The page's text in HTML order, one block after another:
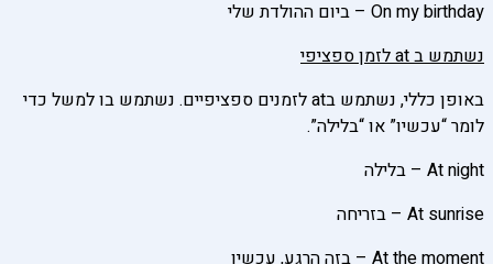
On my birthday – ביום ההולדת שלי
נשתמש בatלזמן ספציפי
באופן כללי, נשתמש בat לזמנים ספציפיים. נשתמש בו למשל כדי
לומר “עכשיו” או “בלילה”.
At night – בלילה
At sunrise – בזריחה
At the moment – בזה הרגע, עכשיו